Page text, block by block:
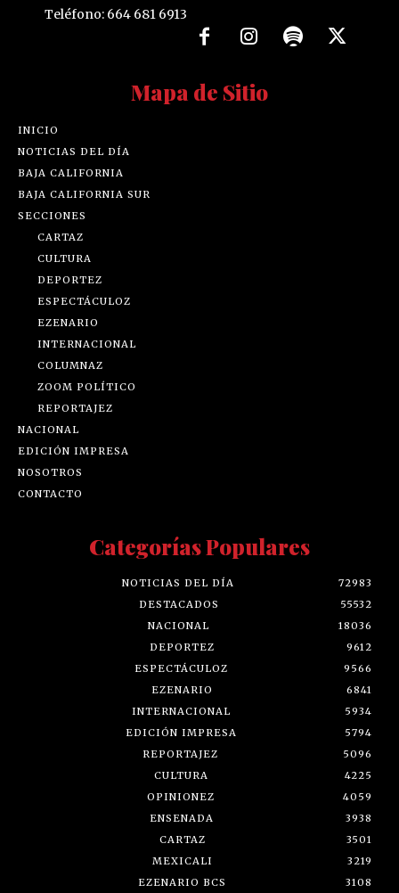
Teléfono: 664 681 6913
Mapa de Sitio
INICIO
NOTICIAS DEL DÍA
BAJA CALIFORNIA
BAJA CALIFORNIA SUR
SECCIONES
CARTAZ
CULTURA
DEPORTEZ
ESPECTÁCULOZ
EZENARIO
INTERNACIONAL
COLUMNAZ
ZOOM POLÍTICO
REPORTAJEZ
NACIONAL
EDICIÓN IMPRESA
NOSOTROS
CONTACTO
Categorías Populares
NOTICIAS DEL DÍA
72983
DESTACADOS
55532
NACIONAL
18036
DEPORTEZ
9612
ESPECTÁCULOZ
9566
EZENARIO
6841
INTERNACIONAL
5934
EDICIÓN IMPRESA
5794
REPORTAJEZ
5096
CULTURA
4225
OPINIONEZ
4059
ENSENADA
3938
CARTAZ
3501
MEXICALI
3219
EZENARIO BCS
3108